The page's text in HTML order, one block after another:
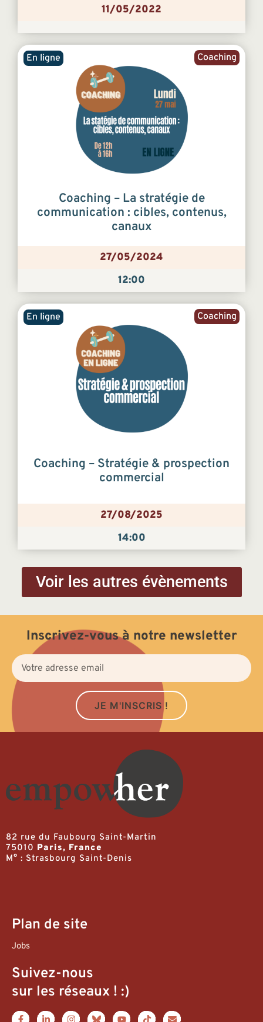
11/05/2022
Coaching
En ligne
Coaching – La stratégie de
communication : cibles, contenus,
canaux
27/05/2024
12:00
Coaching
En ligne
Coaching – Stratégie & prospection
commercial
27/08/2025
14:00
Voir les autres évènements
Inscrivez-vous à notre newsletter
JE M'INSCRIS !
82 rue du Faubourg Saint-Martin
75010 Paris, France
M° : Strasbourg Saint-Denis
Plan de site
Jobs
Suivez-nous
sur les réseaux ! :)